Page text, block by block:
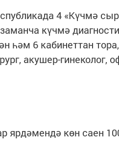
4 «Күчмә
күчмә
һәм 6 кабинеттан
акушер-гинеколог,
ярдәмендә көн саен